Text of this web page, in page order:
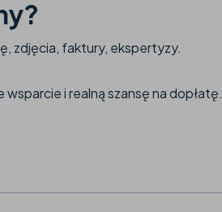
zdjęcia, faktury, ekspertyzy.
i realną szansę na dopłatę.